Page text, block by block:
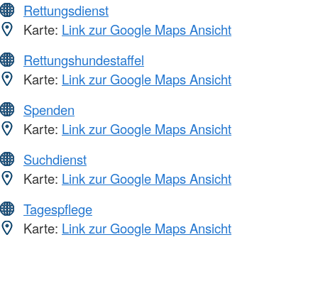
Rettungsdienst
Karte: Link zur Google Maps Ansicht
Rettungshundestaffel
Karte: Link zur Google Maps Ansicht
Spenden
Karte: Link zur Google Maps Ansicht
Suchdienst
Karte: Link zur Google Maps Ansicht
Tagespflege
Karte: Link zur Google Maps Ansicht